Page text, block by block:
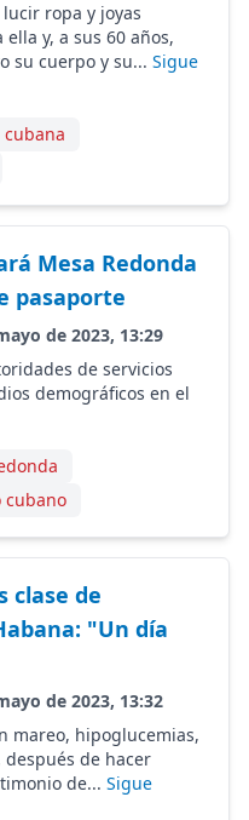
ropa y joyas
y, a sus 60 años,
su cuerpo y su... Sigue
Mesa Redonda
pasaporte
de 2023, 13:29
de servicios
demográficos en el
cubano
clase de
"Un día
de 2023, 13:32
mareo, hipoglucemias,
de hacer
de... Sigue